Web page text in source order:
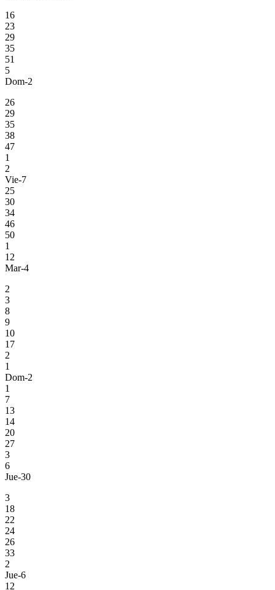
16
23
29
35
51
5
Dom-2
26
29
35
38
47
1
2
Vie-7
25
30
34
46
50
1
12
Mar-4
2
3
8
9
10
17
2
1
Dom-2
1
7
13
14
20
27
3
6
Jue-30
3
18
22
24
26
33
2
Jue-6
12